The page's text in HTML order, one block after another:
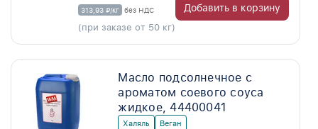
313,93 ₽/кг без НДС
(при заказе от 50 кг)
Добавить в корзину
Масло подсолнечное с
ароматом соевого соуса
жидкое, 44400041
Халяль Веган